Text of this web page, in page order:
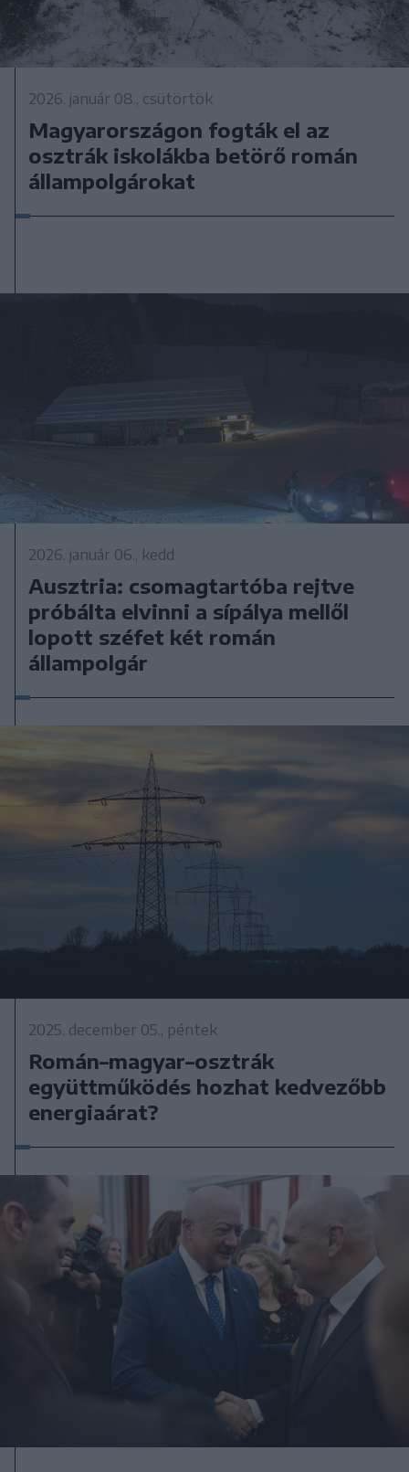
2026. január 08., csütörtök
Magyarországon fogták el az
osztrák iskolákba betörő román
állampolgárokat
2026. január 06., kedd
Ausztria: csomagtartóba rejtve
próbálta elvinni a sípálya mellől
lopott széfet két román
állampolgár
2025. december 05., péntek
Román–magyar–osztrák
együttműködés hozhat kedvezőbb
energiaárat?